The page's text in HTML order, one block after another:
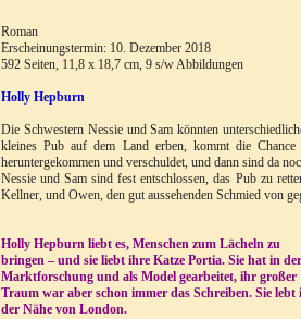
Roman
Erscheinungstermin: 10. Dezember 2018
592 Seiten, 11,8 x 18,7 cm, 9 s/w Abbildungen
Holly Hepburn
Die Schwestern Nessie und Sam könnten
kleines Pub auf dem Land erben, kommt die
heruntergekommen und verschuldet, und dann sind da
Nessie und Sam sind fest entschlossen, das Pub zu
Kellner, und Owen, den gut aussehenden Schmied von
Holly Hepburn liebt es, Menschen zum Lächeln zu
bringen – und sie liebt ihre Katze Portia. Sie hat in der
Marktforschung und als Model gearbeitet, ihr großer
Traum war aber schon immer das Schreiben. Sie lebt
der Nähe von London.